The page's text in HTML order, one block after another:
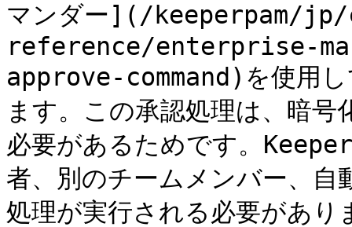
マンダー](/keeperpam/jp/
reference/enterprise-
approve-command)を使用し
ます。この承認処理は、暗
必要があるためです。
者、別のチームメンバー、
処理が実行される必要があ